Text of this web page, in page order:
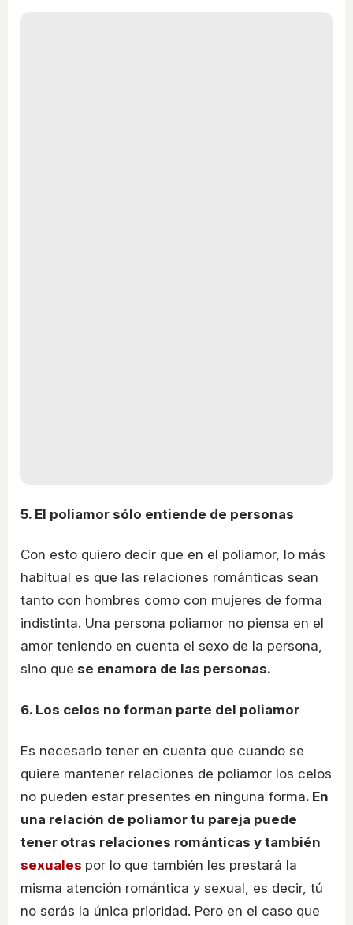
5. El poliamor sólo entiende de personas
Con esto quiero decir que en el poliamor, lo más
habitual es que las relaciones románticas sean
tanto con hombres como con mujeres de forma
indistinta. Una persona poliamor no piensa en el
amor teniendo en cuenta el sexo de la persona,
sino que se enamora de las personas.
6. Los celos no forman parte del poliamor
Es necesario tener en cuenta que cuando se
quiere mantener relaciones de poliamor los celos
no pueden estar presentes en ninguna forma. En
una relación de poliamor tu pareja puede
tener otras relaciones románticas y también
sexuales por lo que también les prestará la
misma atención romántica y sexual, es decir, tú
no serás la única prioridad. Pero en el caso que